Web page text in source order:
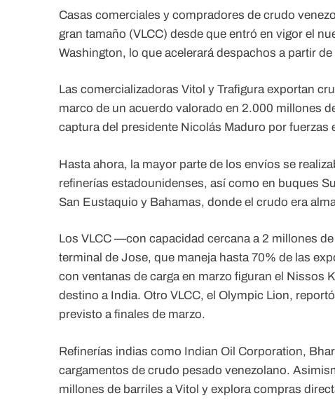
Casas comerciales y compradores de crudo
gran tamaño (VLCC) desde que entró en vigor el
Washington, lo que acelerará despachos a partir
Las comercializadoras Vitol y Trafigura exportan
marco de un acuerdo valorado en 2.000 millones
captura del presidente Nicolás Maduro por fuerzas
Hasta ahora, la mayor parte de los envíos se
refinerías estadounidenses, así como en buques
San Eustaquio y Bahamas, donde el crudo era
Los VLCC —con capacidad cercana a 2 millones
terminal de Jose, que maneja hasta 70% de las
con ventanas de carga en marzo figuran el Nissos
destino a India. Otro VLCC, el Olympic Lion,
previsto a finales de marzo.
Refinerías indias como Indian Oil Corporation,
cargamentos de crudo pesado venezolano.
millones de barriles a Vitol y explora compras